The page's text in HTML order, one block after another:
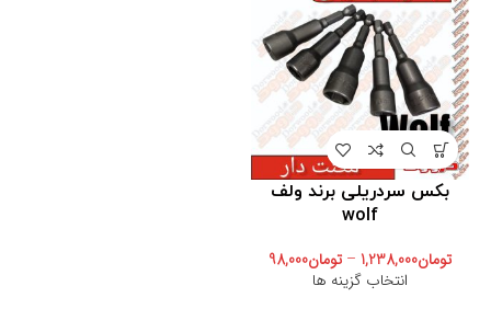
بکس سردریلی برند ولف
wolf
تومان1,238,000
– تومان98,000
انتخاب گزینه ها